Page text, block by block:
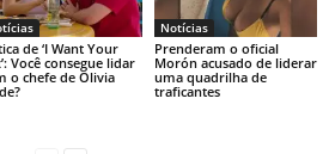
de ‘I Want Your
Você consegue lidar
o chefe de Olivia
Notícias
Prenderam o oficial
Morón acusado de liderar
uma quadrilha de
traficantes